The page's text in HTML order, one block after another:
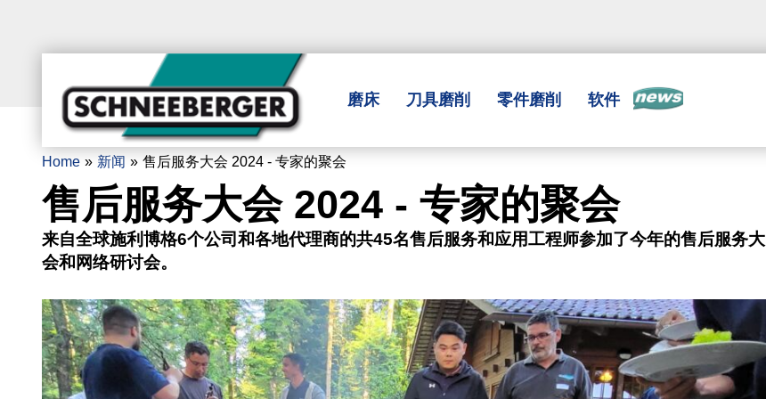
磨床 刀具磨削 零件磨削 软件 新闻
Home 新闻 售后服务大会 2024 - 专家的聚会
售后服务大会 2024 - 专家的聚会
来自全球施利博格6个公司和各地代理商的共45名售后服务和应用工程师参加了今年的售后服务大
会和网络研讨会。